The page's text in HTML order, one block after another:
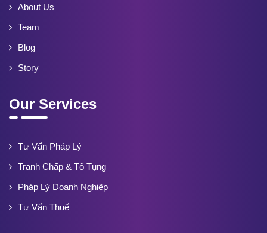
About Us
Team
Blog
Story
Our Services
Tư Vấn Pháp Lý
Tranh Chấp & Tố Tụng
Pháp Lý Doanh Nghiệp
Tư Vấn Thuế